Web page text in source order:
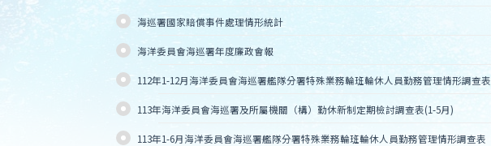
海巡署國家賠償事件處理情形統計
海洋委員會海巡署年度廉政會報
112年1-12月海洋委員會海巡署艦隊分署特殊業務輪班輪休人員勤務管理情形調查表
113年海洋委員會海巡署及所屬機關（構）勤休新制定期檢討調查表(1-5月)
113年1-6月海洋委員會海巡署艦隊分署特殊業務輪班輪休人員勤務管理情形調查表